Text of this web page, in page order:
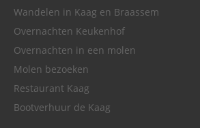
Wandelen in Kaag en Braassem
Overnachten Keukenhof
Overnachten in een molen
Molen bezoeken
Restaurant Kaag
Bootverhuur de Kaag